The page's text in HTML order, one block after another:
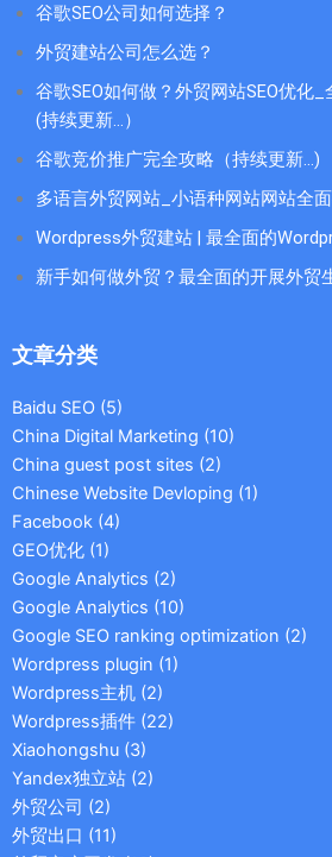
谷歌SEO公司如何选择？
外贸建站公司怎么选？
谷歌SEO如何做？外贸网站SEO优化
(持续更新...）
谷歌竞价推广完全攻略（持续更新…)
多语言外贸网站_小语种网站网站全
Wordpress外贸建站 | 最全面的
新手如何做外贸？最全面的开展外贸
文章分类
Baidu SEO (5)
China Digital Marketing (10)
China guest post sites (2)
Chinese Website Devloping (1)
Facebook (4)
GEO优化 (1)
Google Analytics (2)
Google Analytics (10)
Google SEO ranking optimization (2)
Wordpress plugin (1)
Wordpress主机 (2)
Wordpress插件 (22)
Xiaohongshu (3)
Yandex独立站 (2)
外贸公司 (2)
外贸出口 (11)